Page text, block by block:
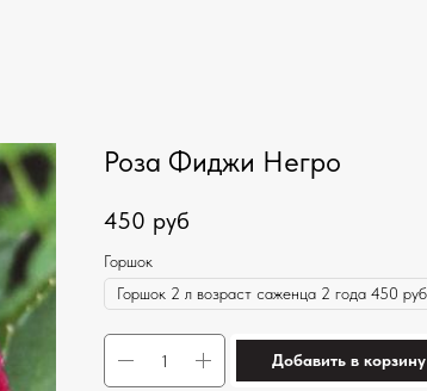
Роза Фиджи Негро
450 руб
Горшок
Добавить в корзину